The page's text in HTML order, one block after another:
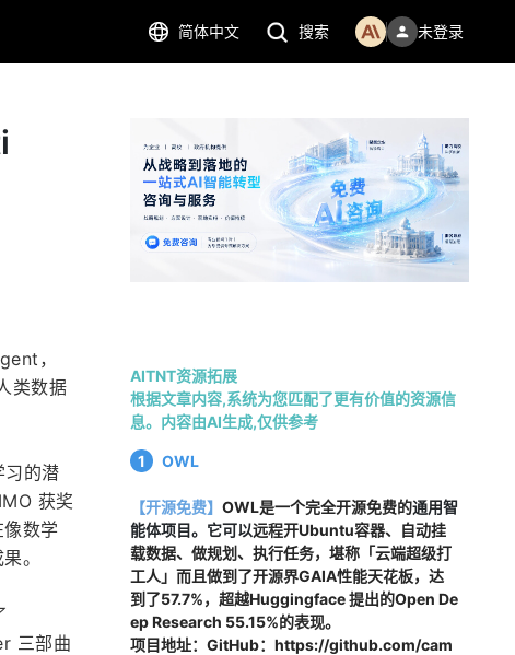
简体中文 搜索 未登录
，
类数据
的潜
获奖
数学
。
三部曲
AITNT资源拓展
根据文章内容,系统为您匹配了更有价值的资源信
息。内容由AI生成,仅供参考
1 OWL
【开源免费】 OWL是一个完全开源免费的通用智
能体项目。它可以远程开Ubuntu容器、自动挂
载数据、做规划、执行任务，堪称「云端超级打
工人」而且做到了开源界GAIA性能天花板，达
到了57.7%，超越Huggingface 提出的Open De
ep Research 55.15%的表现。
项目地址： GitHub：https://github.com/cam